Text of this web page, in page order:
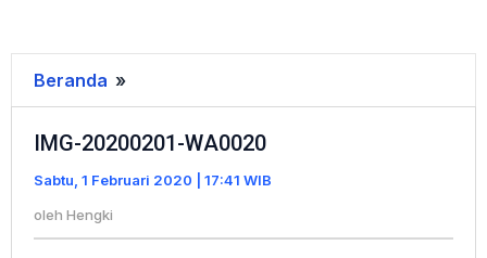
Beranda »
20200201-
WA0020
IMG-20200201-WA0020
Sabtu, 1 Februari 2020 | 17:41 WIB
oleh Hengki